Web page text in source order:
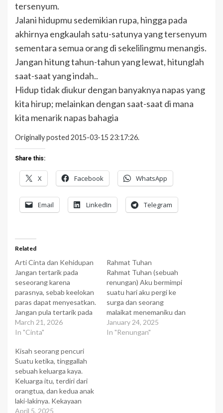
tersenyum.
Jalani hidupmu sedemikian rupa, hingga pada
akhirnya engkaulah satu-satunya yang tersenyum
sementara semua orang di sekelilingmu menangis.
Jangan hitung tahun-tahun yang lewat, hitunglah
saat-saat yang indah..
Hidup tidak diukur dengan banyaknya napas yang
kita hirup; melainkan dengan saat-saat di mana
kita menarik napas bahagia
Originally posted 2015-03-15 23:17:26.
Share this:
X Facebook WhatsApp
Email LinkedIn Telegram
Related
Arti Cinta dan Kehidupan
Jangan tertarik pada
seseorang karena
parasnya, sebab keelokan
paras dapat menyesatkan.
Jangan pula tertarik pada
kekayaannya karena
kekayaan dapat musnah.
seseorang yang dapat
membuatmu tersenyum,
karena hanya senyum
yang dapat membuat hari-
hari yang gelap menjadi
cerah. Semoga kamu
March 21, 2026
In "Cinta"
Rahmat Tuhan
Rahmat Tuhan (sebuah
renungan) Aku bermimpi
suatu hari aku pergi ke
surga dan seorang
malaikat menemaniku dan
menunjukkan keadaan di
surga. Kami berjalan
January 24, 2025
In "Renungan"
Kisah seorang pencuri
Suatu ketika, tinggallah
sebuah keluarga kaya.
Keluarga itu, terdiri dari
orangtua, dan kedua anak
laki-lakinya. Kekayaan
mereka sangatlah
April 5, 2025